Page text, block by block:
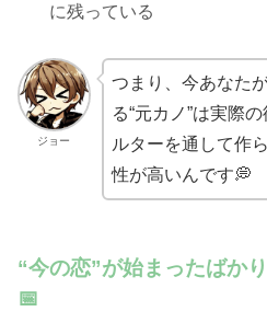
に残っている
ジョー
つまり、今あなた
る“元カノ”は実際
ルターを通して作
性が高いんです💭
“今の恋”が始まったばか
📅